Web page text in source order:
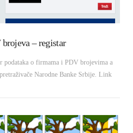
brojeva – registar
podataka o firmama i PDV brojevima a
Narodne Banke Srbije. Link